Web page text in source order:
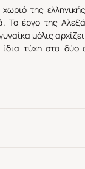
της
Το έργο της
μόλις
τύχη στα δύο
της συζύγου και
κοινωνίας